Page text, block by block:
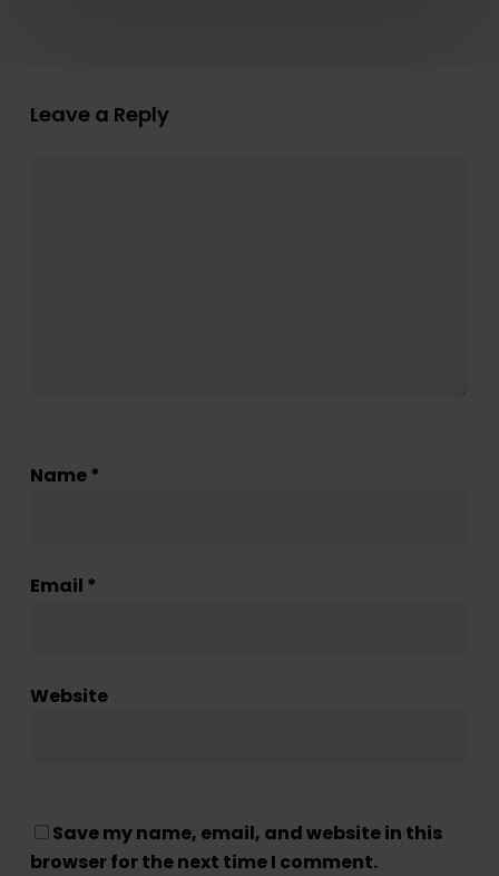
Leave a Reply
Name *
Email *
Website
Save my name, email, and website in this
browser for the next time I comment.